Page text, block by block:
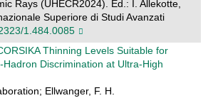
Rays (UHECR2024). Ed.: I. Allekotte,
Superiore di Studi Avanzati
1.484.0085
Thinning Levels Suitable for
Discrimination at Ultra-High
Ellwanger, F. H.